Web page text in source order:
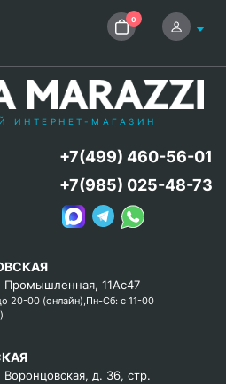
0
ИНТЕРНЕТ-МАГАЗИН
Промышленная, 11Ас47
20-00 (онлайн),Пн-Сб: с 11-00
Воронцовская, д. 36, стр.
+7(499) 460-56-01
+7(985) 025-48-73